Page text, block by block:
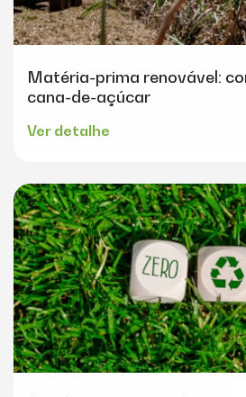
Matéria-prima renovável:
cana-de-açúcar
Ver detalhe